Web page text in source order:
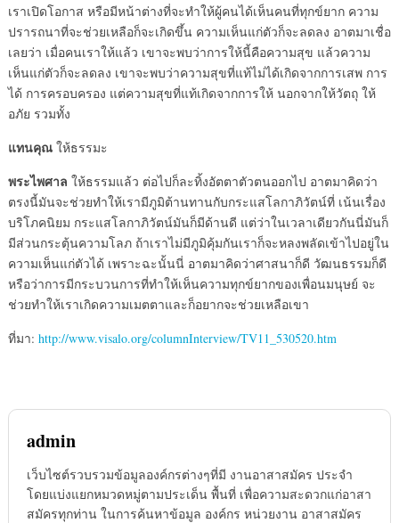
เราเปิดโอกาส หรือมีหน้าต่างที่จะทำให้ผู้คนได้เห็นคนที่ทุกข์ยาก ความ
ปรารถนาที่จะช่วยเหลือก็จะเกิดขึ้น ความเห็นแก่ตัวก็จะลดลง อาตมาเชื่อ
เลยว่า เมื่อคนเราให้แล้ว เขาจะพบว่าการให้นี้คือความสุข แล้วความ
เห็นแก่ตัวก็จะลดลง เขาจะพบว่าความสุขที่แท้ไม่ได้เกิดจากการเสพ การ
ได้ การครอบครอง แต่ความสุขที่แท้เกิดจากการให้ นอกจากให้วัตถุ ให้
อภัย รวมทั้ง
แทนคุณให้ธรรมะ
พระไพศาล ให้ธรรมแล้ว ต่อไปก็ละทิ้งอัตตาตัวตนออกไป อาตมาคิดว่า
ตรงนี้มันจะช่วยทำให้เรามีภูมิต้านทานกับกระแสโลกาภิวัตน์ที่ เน้นเรื่อง
บริโภคนิยม กระแสโลกาภิวัตน์มันก็มีด้านดี แต่ว่าในเวลาเดียวกันนี่มันก็
มีส่วนกระตุ้นความโลภ ถ้าเราไม่มีภูมิคุ้มกันเราก็จะหลงพลัดเข้าไปอยู่ใน
ความเห็นแก่ตัวได้ เพราะฉะนั้นนี่ อาตมาคิดว่าศาสนาก็ดี วัฒนธรรมก็ดี
หรือว่าการมีกระบวนการที่ทำให้เห็นความทุกข์ยากของเพื่อนมนุษย์ จะ
ช่วยทำให้เราเกิดความเมตตาและก็อยากจะช่วยเหลือเขา
ที่มา: http://www.visalo.org/columnInterview/TV11_530520.htm
admin
เว็บไซต์รวบรวมข้อมูลองค์กรต่างๆที่มี งานอาสาสมัคร ประจำ
โดยแบ่งแยกหมวดหมู่ตามประเด็น พื้นที่ เพื่อความสะดวกแก่อาสา
สมัครทุกท่าน ในการค้นหาข้อมูล องค์กร หน่วยงาน อาสาสมัคร